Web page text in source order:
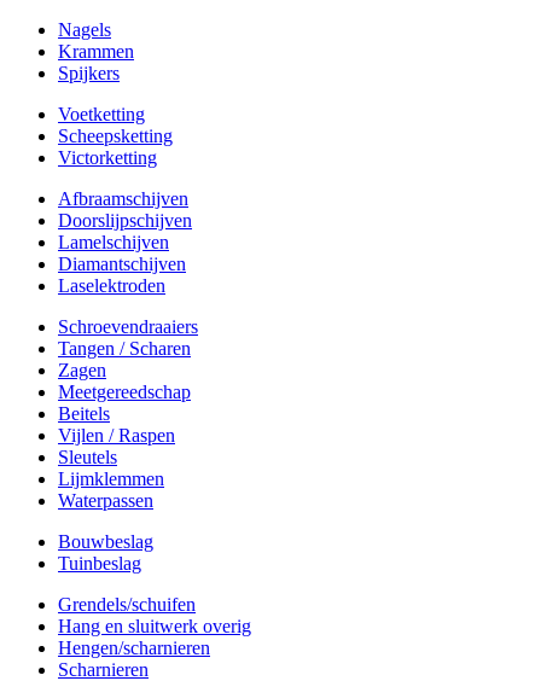
Nagels
Krammen
Spijkers
Voetketting
Scheepsketting
Victorketting
Afbraamschijven
Doorslijpschijven
Lamelschijven
Diamantschijven
Laselektroden
Schroevendraaiers
Tangen / Scharen
Zagen
Meetgereedschap
Beitels
Vijlen / Raspen
Sleutels
Lijmklemmen
Waterpassen
Bouwbeslag
Tuinbeslag
Grendels/schuifen
Hang en sluitwerk overig
Hengen/scharnieren
Scharnieren